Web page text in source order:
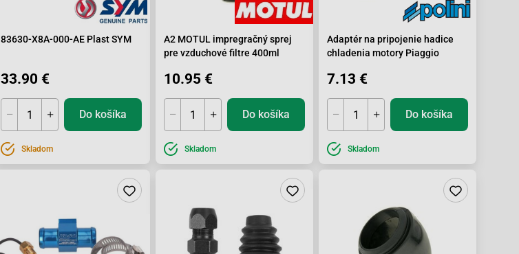
83630-X8A-000-AE Plast SYM
33.90 €
Do košíka
Skladom
A2 MOTUL impregračný sprej
pre vzduchové filtre 400ml
10.95 €
Do košíka
Skladom
Adaptér na pripojenie hadice
chladenia motory Piaggio
7.13 €
Do košíka
Skladom